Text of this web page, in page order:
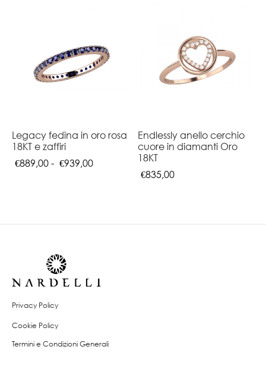
a
€939,00
Legacy fedina in oro rosa
18KT e zaffiri
€889,00 - €939,00Fascia
€889,00
Endlessly anello cerchio
cuore in diamanti Oro
18KT
€835,00
Privacy Policy
Cookie Policy
Termini e Condizioni Generali